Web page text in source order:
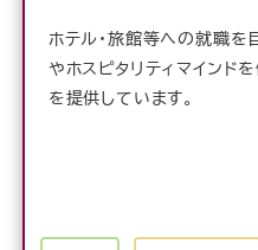
ホテル・旅館等への就職を
やホスピタリティマインド
を提供しています。